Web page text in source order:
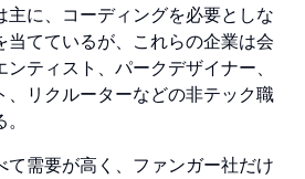
主に、コーディングを必要としな
当てているが、これらの企業は会
ティスト、パークデザイナー、
、リクルーターなどの非テック職
て需要が高く、ファンガー社だけ